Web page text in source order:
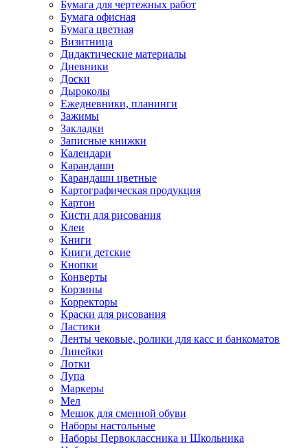
Бумага для чертежных работ
Бумага офисная
Бумага цветная
Визитница
Дидактические материалы
Дневники
Доски
Дыроколы
Ежедневники, планинги
Зажимы
Закладки
Записные книжки
Календари
Карандаши
Карандаши цветные
Картографическая продукция
Картон
Кисти для рисования
Клеи
Книги
Книги детские
Кнопки
Конверты
Корзины
Корректоры
Краски для рисования
Ластики
Ленты чековые, ролики для касс и банкоматов
Линейки
Лотки
Лупа
Маркеры
Мел
Мешок для сменной обуви
Наборы настольные
Наборы Первоклассника и Школьника